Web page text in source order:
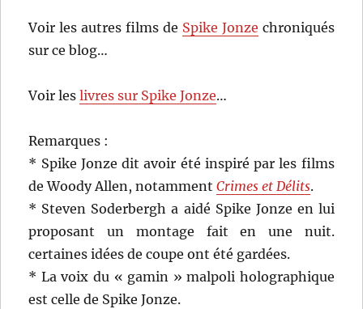
Voir les autres films de Spike Jonze chroniqués
sur ce blog…
Voir leslivres sur Spike Jonze…
Remarques :
* Spike Jonze dit avoir été inspiré par les films
de Woody Allen, notammentCrimes et Délits.
* Steven Soderbergh a aidé Spike Jonze en lui
proposant un montage fait en une nuit.
certaines idées de coupe ont été gardées.
* La voix du « gamin » malpoli holographique
est celle de Spike Jonze.